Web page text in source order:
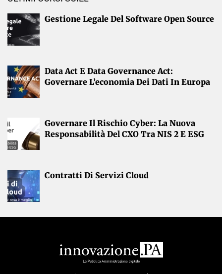
Gestione Legale Del Software Open Source
Data Act E Data Governance Act:
Governare L’economia Dei Dati In Europa
Governare Il Rischio Cyber: La Nuova
Responsabilità Del CXO Tra NIS 2 E ESG
Contratti Di Servizi Cloud